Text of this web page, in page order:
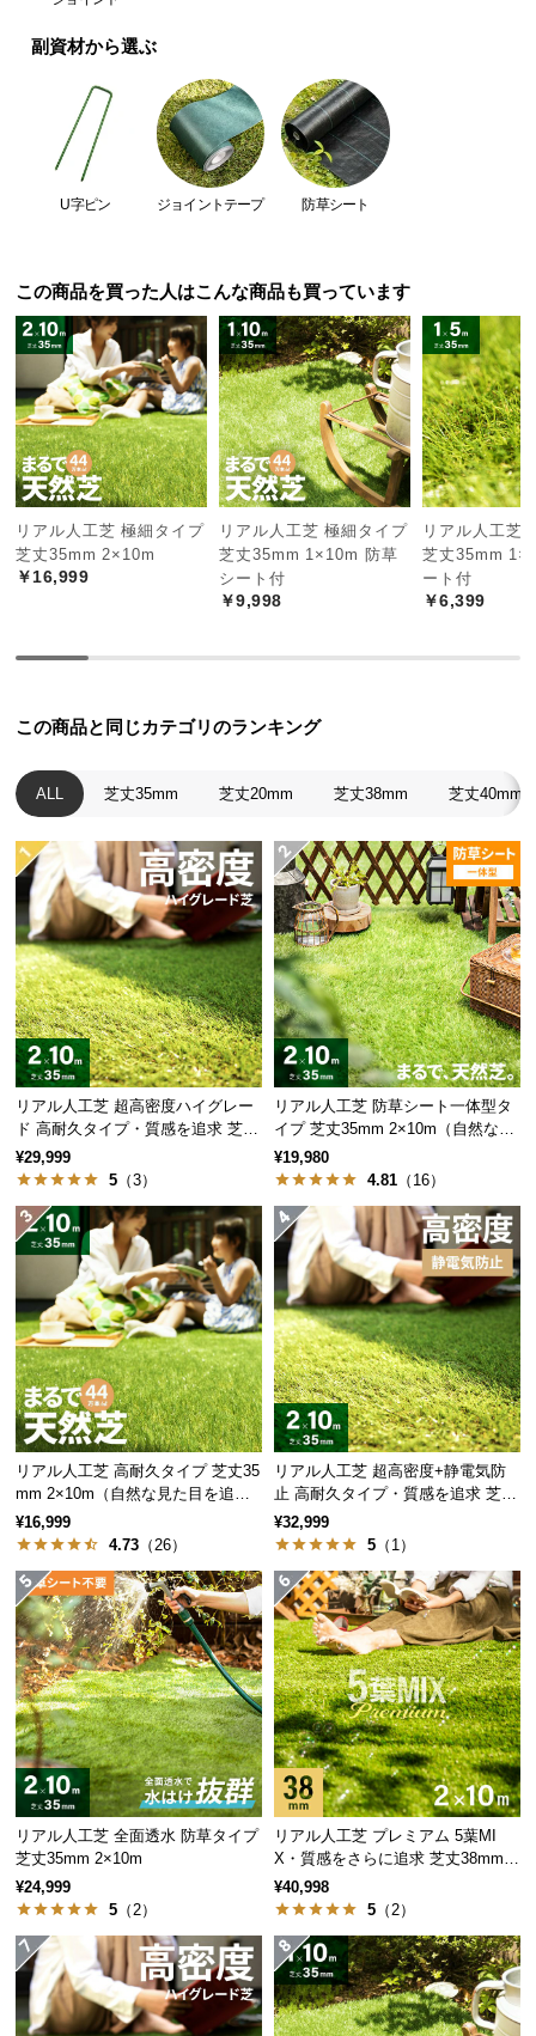
い
梱
ビ
ス
に
つ
い
て
搬
入
経
路
い
品・
キ
ン
セ
ル
に
つ
い
て
保
証
に
つ
い
て
員
規
約
に
つ
い
て
お
客
様
サ
ポ
ー
ト
知
ら
せ
ブ
ロ
グ
副資材から選ぶ
U字ピン ジョイントテープ 防草シート
この商品を買った人はこんな商品も買っています
リアル人工芝 極細タイプ
芝丈35mm 2×10m
￥16,999
リアル人工芝 極細タイプ
芝丈35mm 1×10m 防草
シート付
￥9,998
リアル人工芝
芝丈35mm
ート付
￥6,399
この商品と同じカテゴリのランキング
ALL 芝丈35mm 芝丈20mm 芝丈38mm 芝丈40mm
リアル人工芝 超高密度ハイグレー
ド 高耐久タイプ・質感を追求 芝丈
35mm 2×10m
¥29,999
5 （3）
リアル人工芝 防草シート一体型タ
イプ 芝丈35mm 2×10m（自然な見
た目追求・U字ピン付）
¥19,980
4.81 （16）
リアル人工芝 高耐久タイプ 芝丈35
mm 2×10m（自然な見た目を追
求・U字ピン付属）
¥16,999
4.73 （26）
リアル人工芝 超高密度+静電気防
止 高耐久タイプ・質感を追求 芝丈
35mm 2×10m
¥32,999
5 （1）
リアル人工芝 全面透水 防草タイプ
芝丈35mm 2×10m
¥24,999
5 （2）
リアル人工芝 プレミアム 5葉MI
X・質感をさらに追求 芝丈38mm 2
×10m
¥40,998
5 （2）